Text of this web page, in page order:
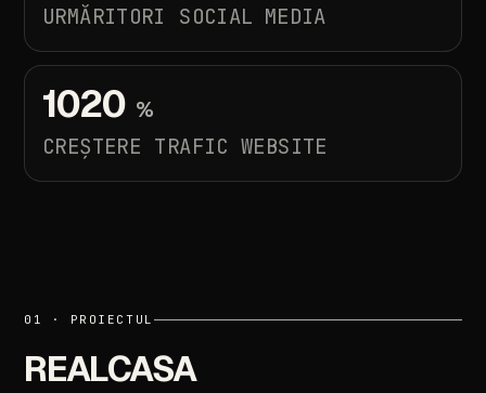
URMĂRITORI SOCIAL MEDIA
1020 %
CREȘTERE TRAFIC WEBSITE
01 · PROIECTUL
REALCASA